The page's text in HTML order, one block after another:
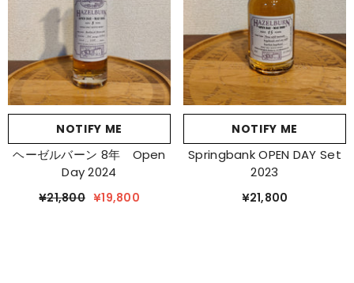
NOTIFY ME
ヘーゼルバーン 8年 Open
Day 2024
¥21,800 ¥19,800
NOTIFY ME
Springbank OPEN DAY Set
2023
¥21,800